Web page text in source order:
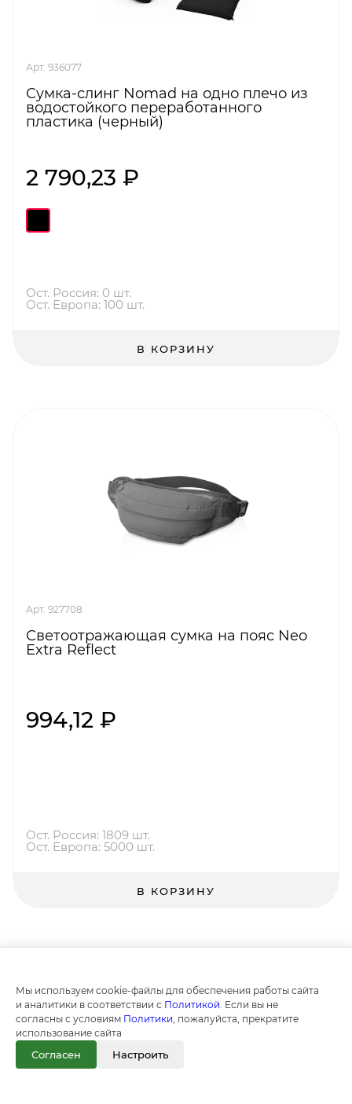
Арт. 936077
Сумка-слинг Nomad на одно плечо из
водостойкого переработанного
пластика (черный)
2 790,23 ₽
Ост. Россия: 0 шт.
Ост. Европа: 100 шт.
В КОРЗИНУ
Арт. 927708
Светоотражающая сумка на пояс Neo
Extra Reflect
994,12 ₽
Ост. Россия: 1809 шт.
Ост. Европа: 5000 шт.
В КОРЗИНУ
Мы используем cookie-файлы для обеспечения работы сайта
и аналитики в соответствии с Политикой . Если вы не
согласны с условиям Политики , пожалуйста, прекратите
использование сайта
Согласен Настроить